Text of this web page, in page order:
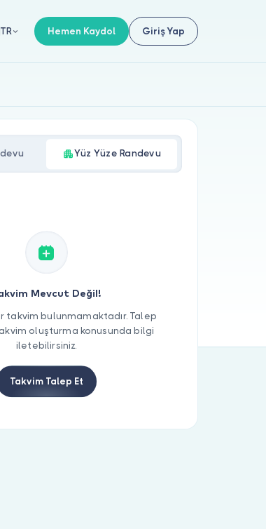
TR Hemen Kaydol Giriş Yap
Yüz Yüze Randevu
Mevcut Değil!
takvim bulunmamaktadır. Talep
oluşturma konusunda bilgi
iletebilirsiniz.
Takvim Talep Et